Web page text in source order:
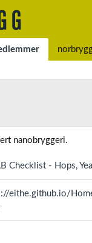
nanobryggeri.
Checklist - Hops,
eithe.github.io/